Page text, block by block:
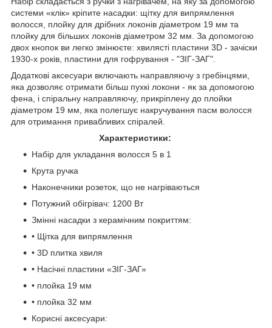
системи «клік» кріпите насадки: щітку для випрямлення
волосся, плойку для дрібних локонів діаметром 19 мм та
плойку для більших локонів діаметром 32 мм. За допомогою
двох кнопок ви легко змінюєте: хвилясті пластини 3D - зачіски
1930-х років, пластини для гофрування - "ЗІГ-ЗАГ".
Додаткові аксесуари включають направляючу з гребінцями,
яка дозволяє отримати більш пухкі локони - як за допомогою
фена, і спіральну направляючу, прикріплену до плойки
діаметром 19 мм, яка полегшує накручування пасм волосся
для отримання привабливих спіралей.
Характеристики:
Набір для укладання волосся 5 в 1
Крута ручка
Наконечники розеток, що не нагріваються
Потужний обігрівач: 1200 Вт
Змінні насадки з керамічним покриттям:
• Щітка для випрямлення
• 3D плитка хвиля
• Насічні пластини «ЗІГ-ЗАГ»
• плойка 19 мм
• плойка 32 мм
Корисні аксесуари: